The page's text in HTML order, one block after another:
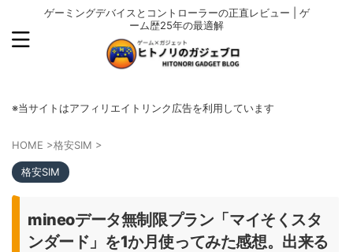
ゲーミングデバイスとコントローラーの正直レビュー | ゲ
ーム歴25年の最適解
※当サイトはアフィリエイトリンク広告を利用しています
HOME >格安SIM >
格安SIM
mineoデータ無制限プラン「マイそくスタ
ンダード」を1か月使ってみた感想。出来る